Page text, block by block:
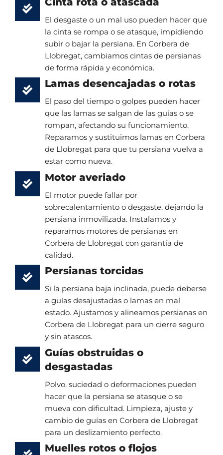
El desgaste o un mal uso pueden hacer que
la cinta se rompa o se atasque, impidiendo
subir o bajar la persiana. En Corbera de
Llobregat, cambiamos cintas de persianas
de forma rápida y económica.
Lamas desencajadas o rotas
El paso del tiempo o golpes pueden hacer
que las lamas se salgan de las guías o se
rompan, afectando su funcionamiento.
Reparamos y sustituimos lamas en Corbera
de Llobregat para que tu persiana vuelva a
estar como nueva.
Motor averiado
El motor puede fallar por
sobrecalentamiento o desgaste, dejando la
persiana inmovilizada. Instalamos y
reparamos motores de persianas en
Corbera de Llobregat con garantía de
calidad.
Persianas torcidas
Si la persiana baja inclinada, puede deberse
a guías desajustadas o lamas en mal
estado. Ajustamos y alineamos persianas en
Corbera de Llobregat para un cierre seguro
y sin atascos.
Guías obstruidas o
desgastadas
Polvo, suciedad o deformaciones pueden
hacer que la persiana se atasque o se
mueva con dificultad. Limpieza, ajuste y
cambio de guías en Corbera de Llobregat
para un deslizamiento perfecto.
Muelles rotos o flojos